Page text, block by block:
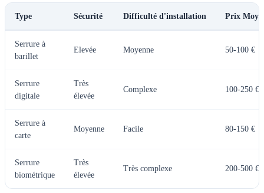
Type Sécurité Difficulté d'installation Prix
Serrure à
barillet
Elevée Moyenne 50-100 €
Serrure
digitale
Très
élevée
Complexe 100-250 €
Serrure à
carte
Moyenne Facile 80-150 €
Serrure
biométrique
Très
élevée
Très complexe 200-500 €